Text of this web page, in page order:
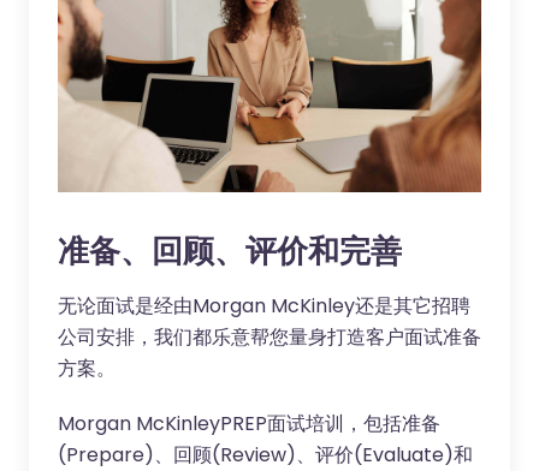
准备、回顾、评价和完善
无论面试是经由Morgan McKinley还是其它招聘
公司安排，我们都乐意帮您量身打造客户面试准备
方案。
Morgan McKinleyPREP面试培训，包括准备
(Prepare)、回顾(Review)、评价(Evaluate)和